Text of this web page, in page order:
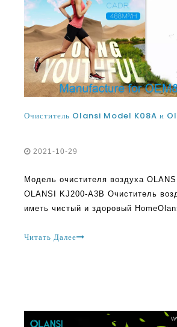
OLANSI KJ200-A3B Очиститель
производителем очистителя
многолетним опытом работы в
компания предоставляет доступные
чистого воздуха в помещении
Читать Далее